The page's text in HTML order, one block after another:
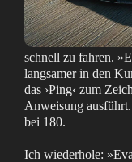
schnell zu fahren.
langsamer in den
das ›Ping‹ zum
Anweisung
bei 180.
Ich wiederhole: